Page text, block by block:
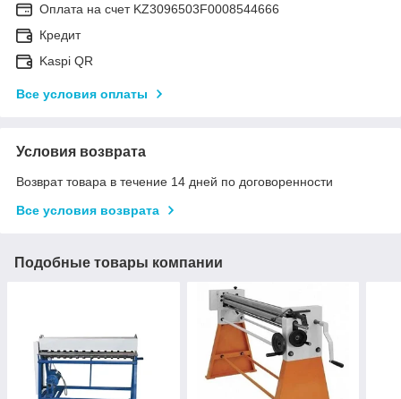
Оплата на счет KZ3096503F0008544666
Кредит
Kaspi QR
Все условия оплаты
Условия возврата
Возврат товара в течение 14 дней по договоренности
Все условия возврата
Подобные товары компании